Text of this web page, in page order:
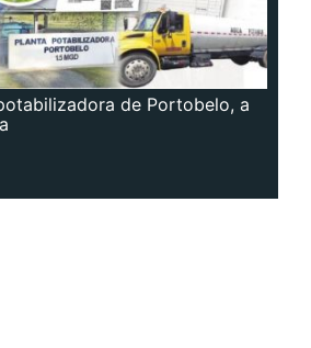
de Portobelo, a